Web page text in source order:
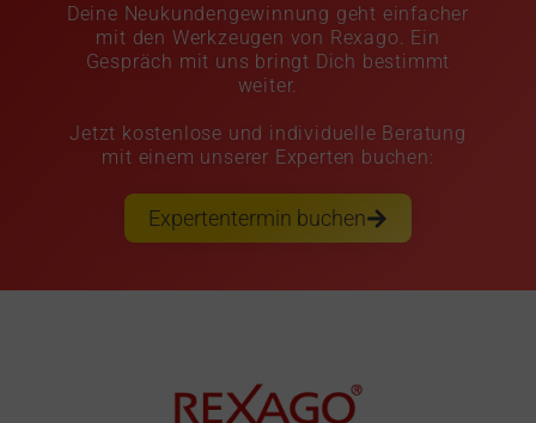
Deine Neukundengewinnung geht einfacher
mit den Werkzeugen von Rexago. Ein
Gespräch mit uns bringt Dich bestimmt
weiter.
Jetzt kostenlose und individuelle Beratung
mit einem unserer Experten buchen:
Expertentermin buchen